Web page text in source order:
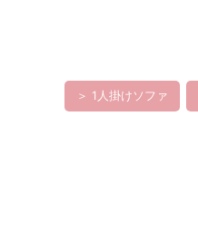
＞ 1人掛けソファ